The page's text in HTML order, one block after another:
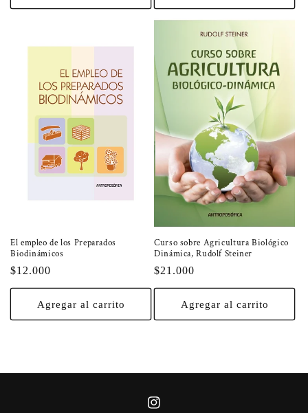
El empleo de los Preparados
Biodinámicos
Precio
habitual
$12.000
Agregar al carrito
Curso sobre Agricultura Biológico
Dinámica, Rudolf Steiner
Precio
habitual
$21.000
Agregar al carrito
https://instagram.com/